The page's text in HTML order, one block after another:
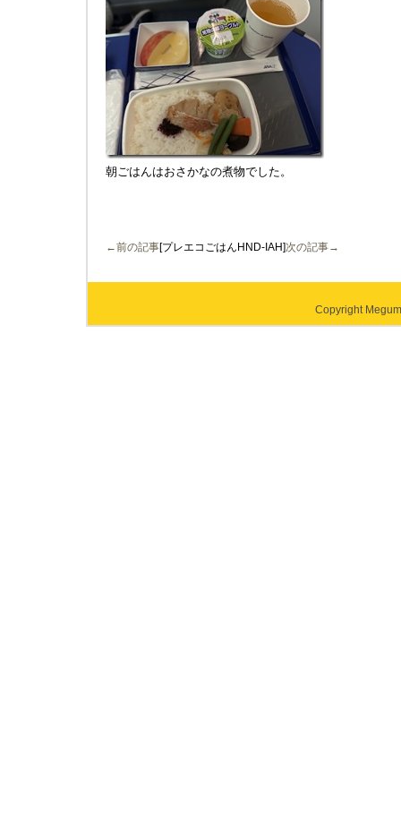
朝ごはんはおさかなの煮物でした。
←前の記事[プレエコごはんHND-IAH]次の記事→
Copyright